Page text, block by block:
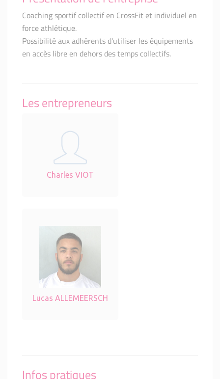
Coaching sportif collectif en CrossFit et individuel en
force athlétique.
Possibilité aux adhérents d'utiliser les équipements
en accès libre en dehors des temps collectifs.
Les entrepreneurs
Charles VIOT
Lucas ALLEMEERSCH
Infos pratiques